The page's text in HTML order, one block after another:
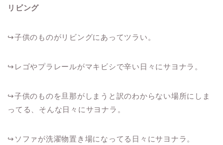
リビング
↪︎子供のものがリビングにあってツラい。
↪︎レゴやプラレールがマキビシで辛い日々にサヨナラ。
↪︎子供のものを旦那がしまうと訳のわからない場所にしま
ってる、そんな日々にサヨナラ。
↪︎ ソファが洗濯物置き場になってる日々にサヨナラ。